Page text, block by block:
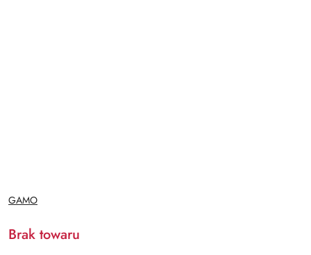
NAZWA
PRODUCENTA:
GAMO
Brak towaru